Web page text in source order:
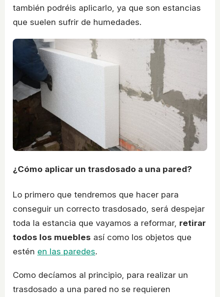
también podréis aplicarlo, ya que son estancias
que suelen sufrir de humedades.
¿Cómo aplicar un trasdosado a una pared?
Lo primero que tendremos que hacer para
conseguir un correcto trasdosado, será despejar
toda la estancia que vayamos a reformar, retirar
todos los muebles así como los objetos que
estén en las paredes.
Como decíamos al principio, para realizar un
trasdosado a una pared no se requieren